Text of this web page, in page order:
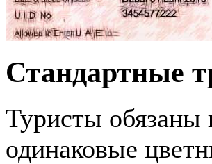
Стандартные
Туристы обязаны
одинаковые